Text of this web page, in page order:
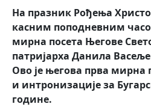
На празник Рођења
касним поподневним
мирна посета Његове
патријарха Данила
Ово је његова прва мирна
и интронизације за
године.